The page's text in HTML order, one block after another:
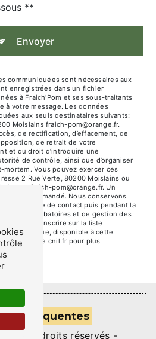
**
Envoyer
communiquées sont nécessaires aux
enregistrées dans un fichier
à Fraich'Pom et ses sous-traitants
à votre message. Les données
aux seuls destinataires suivants:
Moislains fraich-pom@orange.fr.
de rectification, d’effacement, de
de retrait de votre
et du droit d’introduire une
de contrôle, ainsi que d’organiser
Vous pouvez exercer ces
2 Rue Verte, 80200 Moislains ou
fraich-pom@orange.fr. Un
être demandé. Nous conservons
de prise de contact puis pendant la
aux fins probatoires et de gestion des
de vous inscrire sur la liste
téléphonique, disponible à cette
le site cnil.fr pour plus
fréquentes
- Tous droits réservés -